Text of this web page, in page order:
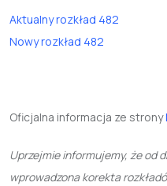
Aktualny rozkład 482
Nowy rozkład 482
Oficjalna informacja ze strony
Uprzejmie informujemy, że od
wprowadzona korekta